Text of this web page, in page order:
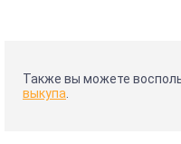
Также вы можете
выкупа.